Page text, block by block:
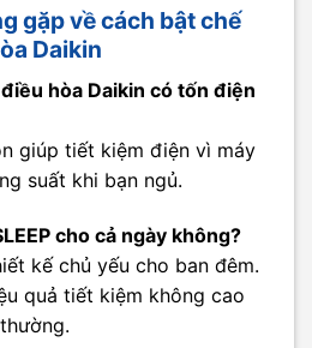
gặp về cách bật chế
Daikin
hòa Daikin có tốn điện
giúp tiết kiệm điện vì máy
suất khi bạn ngủ.
cho cả ngày không?
kế chủ yếu cho ban đêm.
quả tiết kiệm không cao